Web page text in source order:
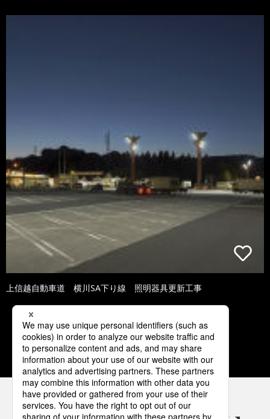
上信越自動車道 横川SA下り線 照明器具更新工事
1 2 3 4 5
パナソニックの電気設備 SNSアカウント